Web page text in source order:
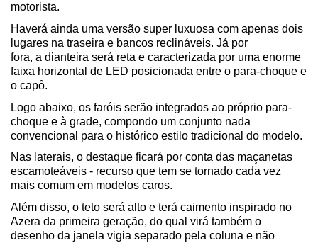
motorista.
Haverá ainda uma versão super luxuosa com apenas dois
lugares na traseira e bancos reclináveis. Já por
fora, a dianteira será reta e caracterizada por uma enorme
faixa horizontal de LED posicionada entre o para-choque e
o capô.
Logo abaixo, os faróis serão integrados ao próprio para-
choque e à grade, compondo um conjunto nada
convencional para o histórico estilo tradicional do modelo.
Nas laterais, o destaque ficará por conta das maçanetas
escamoteáveis - recurso que tem se tornado cada vez
mais comum em modelos caros.
Além disso, o teto será alto e terá caimento inspirado no
Azera da primeira geração, do qual virá também o
desenho da janela vigia separado pela coluna e não